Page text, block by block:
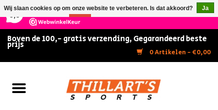
147 Reviews ×
Boven de 100,- gratis verzending, Gegarandeerd beste
prijs
0 Artikelen - €0,00
Home
Wij slaan cookies op om onze website te verbeteren. Is dat akkoord?
Ja
Nee